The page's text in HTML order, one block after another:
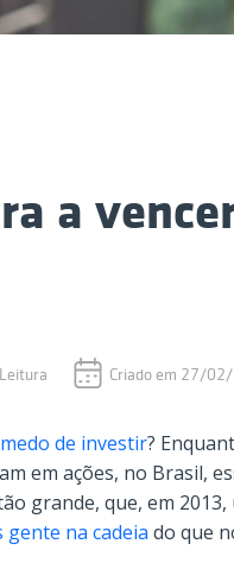
a
Criado em 27/
medo de investir?
em ações, no Brasil,
grande, que, em
gente na cadeia do que